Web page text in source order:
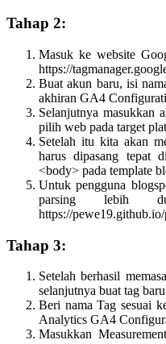
Tahap 2:
Masuk ke website
https://
Buat akun baru, isi
akhiran GA4
Selanjutnya masukkan
pilih web pada target
Setelah itu kita akan
harus dipasang tepat
<body> pada template
Untuk pengguna
parsing lebih
https://
Tahap 3:
Setelah berhasil
selanjutnya buat tag
Beri nama Tag sesuai
Analytics GA4
Masukkan